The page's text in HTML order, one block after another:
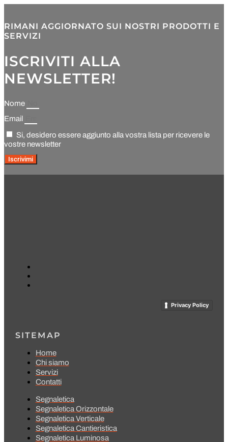
RIMANI AGGIORNATO SUI NOSTRI PRODOTTI E
SERVIZI
ISCRIVITI ALLA
NEWSLETTER!
Nome
Email
Si, desidero essere aggiunto alla vostra lista per ricevere le
vostre newsletter
Iscrivimi
Privacy Policy
SITEMAP
Home
Chi siamo
Servizi
Contatti
Segnaletica
Segnaletica Orizzontale
Segnaletica Verticale
Segnaletica Cantieristica
Segnaletica Luminosa